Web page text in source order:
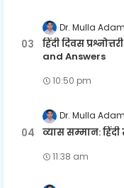
Dr. Mulla
हिंदी दिवस
and Answers
10:50 pm
Dr. Mulla
व्यास सम्मान: हिंदी
11:38 am